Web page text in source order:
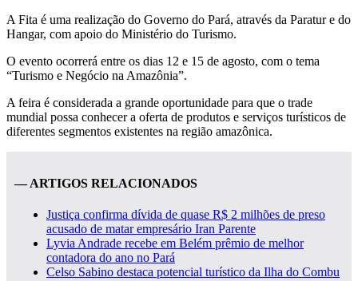
A Fita é uma realização do Governo do Pará, através da Paratur e do
Hangar, com apoio do Ministério do Turismo.
O evento ocorrerá entre os dias 12 e 15 de agosto, com o tema
“Turismo e Negócio na Amazônia”.
A feira é considerada a grande oportunidade para que o trade
mundial possa conhecer a oferta de produtos e serviços turísticos de
diferentes segmentos existentes na região amazônica.
— ARTIGOS RELACIONADOS
Justiça confirma dívida de quase R$ 2 milhões de preso
acusado de matar empresário Iran Parente
Lyvia Andrade recebe em Belém prêmio de melhor
contadora do ano no Pará
Celso Sabino destaca potencial turístico da Ilha do Combu